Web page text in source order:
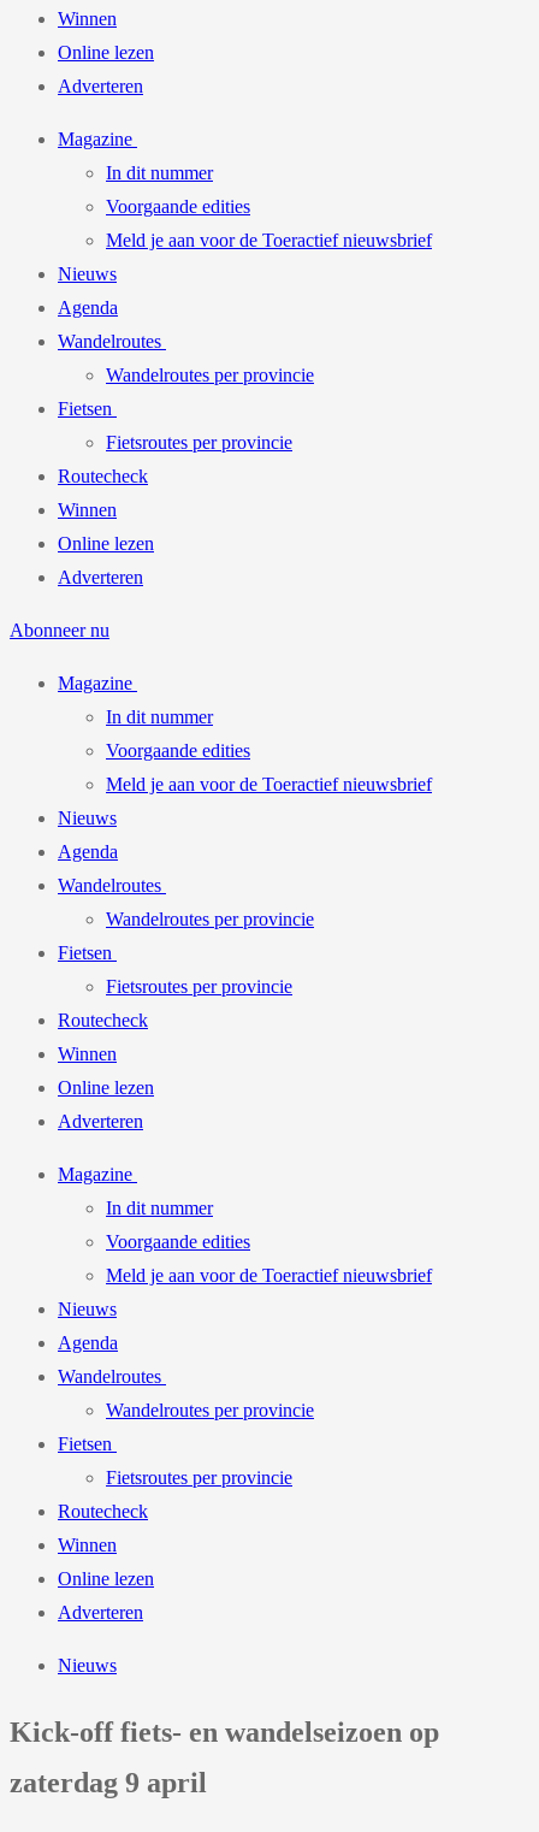
Winnen
Online lezen
Adverteren
Magazine
In dit nummer
Voorgaande edities
Meld je aan voor de Toeractief nieuwsbrief
Nieuws
Agenda
Wandelroutes
Wandelroutes per provincie
Fietsen
Fietsroutes per provincie
Routecheck
Winnen
Online lezen
Adverteren
Abonneer nu
Magazine
In dit nummer
Voorgaande edities
Meld je aan voor de Toeractief nieuwsbrief
Nieuws
Agenda
Wandelroutes
Wandelroutes per provincie
Fietsen
Fietsroutes per provincie
Routecheck
Winnen
Online lezen
Adverteren
Magazine
In dit nummer
Voorgaande edities
Meld je aan voor de Toeractief nieuwsbrief
Nieuws
Agenda
Wandelroutes
Wandelroutes per provincie
Fietsen
Fietsroutes per provincie
Routecheck
Winnen
Online lezen
Adverteren
Nieuws
Kick-off fiets- en wandelseizoen op
zaterdag 9 april